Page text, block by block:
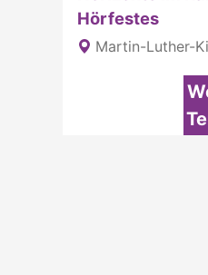
Hörfestes
Martin-Luther-